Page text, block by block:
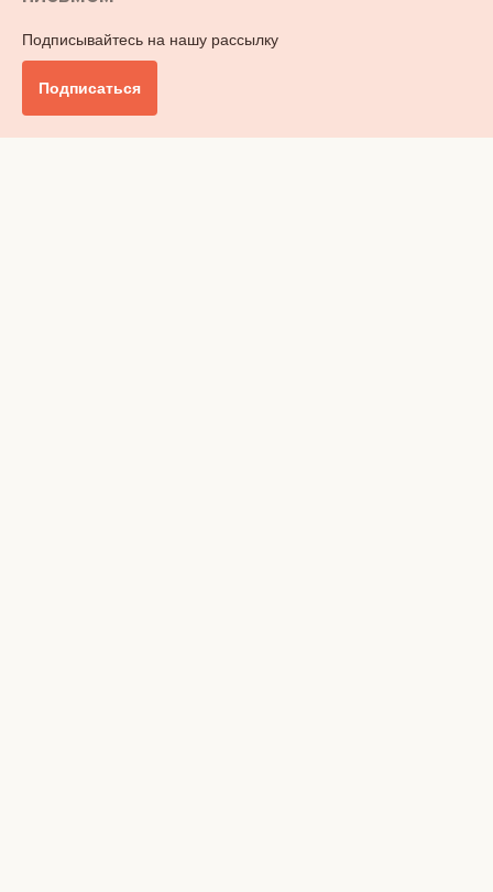
Подписывайтесь на нашу рассылку
Подписаться